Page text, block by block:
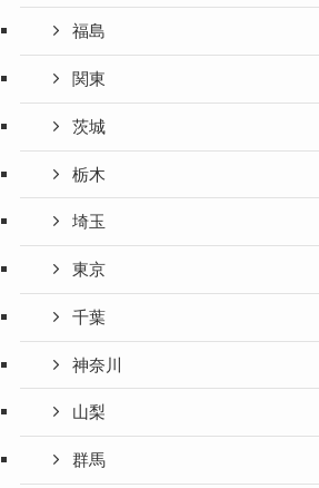
福島
関東
茨城
栃木
埼玉
東京
千葉
神奈川
山梨
群馬